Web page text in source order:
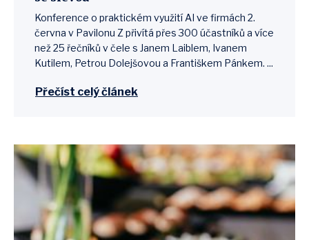
Konference o praktickém využití AI ve firmách 2.
června v Pavilonu Z přivítá přes 300 účastníků a více
než 25 řečníků v čele s Janem Laiblem, Ivanem
Kutilem, Petrou Dolejšovou a Františkem Pánkem. ...
Přečíst celý článek